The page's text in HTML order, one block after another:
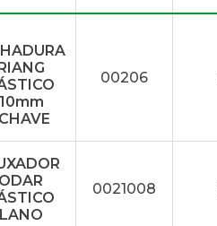
00206
0021008